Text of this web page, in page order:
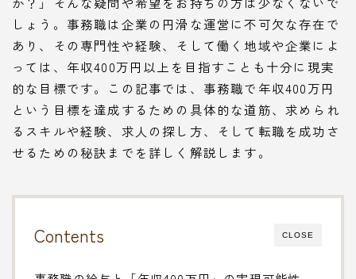
しょう。事務職は企業の円滑な運営に不可欠な存在で
あり、その専門性や経験、そして働く地域や企業によ
っては、年収400万円以上を目指すことも十分に現実
的な目標です。この記事では、事務職で年収400万円
という目標を達成するための具体的な道筋、求められ
るスキルや経験、求人の探し方、そして転職を成功さ
せるための秘訣までを詳しく解説します。
CLOSE
Contents